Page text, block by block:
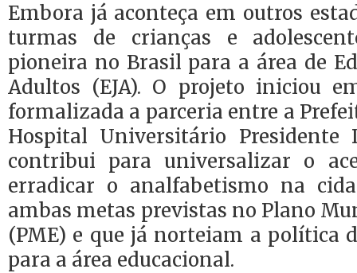
Embora já aconteça em outros
turmas de crianças e
pioneira no Brasil para a área de
Adultos (EJA). O projeto iniciou
formalizada a parceria entre a
Hospital Universitário
contribui para universalizar o
erradicar o analfabetismo na
ambas metas previstas no Plano
(PME) e que já norteiam a política
para a área educacional.